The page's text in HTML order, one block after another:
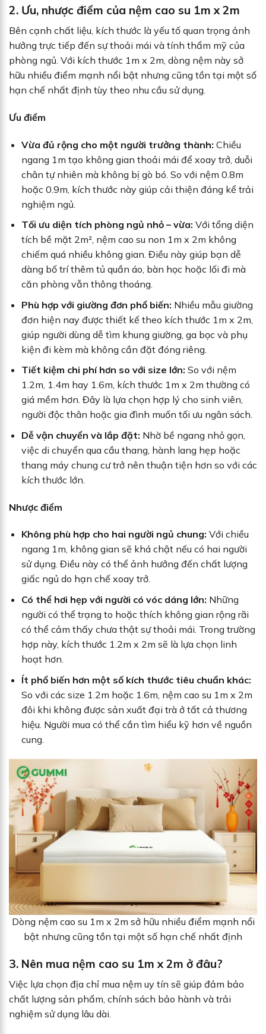
2. Ưu, nhược điểm của nệm cao su 1m x 2m
Bên cạnh chất liệu, kích thước là yếu tố quan trọng ảnh
hưởng trực tiếp đến sự thoải mái và tính thẩm mỹ của
phòng ngủ. Với kích thước 1m x 2m, dòng nệm này sở
hữu nhiều điểm mạnh nổi bật nhưng cũng tồn tại một số
hạn chế nhất định tùy theo nhu cầu sử dụng.
Ưu điểm
Vừa đủ rộng cho một người trưởng thành: Chiều
ngang 1m tạo không gian thoải mái để xoay trở, duỗi
chân tự nhiên mà không bị gò bó. So với nệm 0.8m
hoặc 0.9m, kích thước này giúp cải thiện đáng kể trải
nghiệm ngủ.
Tối ưu diện tích phòng ngủ nhỏ – vừa: Với tổng diện
tích bề mặt 2m², nệm cao su non 1m x 2m không
chiếm quá nhiều không gian. Điều này giúp bạn dễ
dàng bố trí thêm tủ quần áo, bàn học hoặc lối đi mà
căn phòng vẫn thông thoáng.
Phù hợp với giường đơn phổ biến: Nhiều mẫu giường
đơn hiện nay được thiết kế theo kích thước 1m x 2m,
giúp người dùng dễ tìm khung giường, ga bọc và phụ
kiện đi kèm mà không cần đặt đóng riêng.
Tiết kiệm chi phí hơn so với size lớn: So với nệm
1.2m, 1.4m hay 1.6m, kích thước 1m x 2m thường có
giá mềm hơn. Đây là lựa chọn hợp lý cho sinh viên,
người độc thân hoặc gia đình muốn tối ưu ngân sách.
Dễ vận chuyển và lắp đặt: Nhờ bề ngang nhỏ gọn,
việc di chuyển qua cầu thang, hành lang hẹp hoặc
thang máy chung cư trở nên thuận tiện hơn so với các
kích thước lớn.
Nhược điểm
Không phù hợp cho hai người ngủ chung: Với chiều
ngang 1m, không gian sẽ khá chật nếu có hai người
sử dụng. Điều này có thể ảnh hưởng đến chất lượng
giấc ngủ do hạn chế xoay trở.
Có thể hơi hẹp với người có vóc dáng lớn: Những
người có thể trạng to hoặc thích không gian rộng rãi
có thể cảm thấy chưa thật sự thoải mái. Trong trường
hợp này, kích thước 1.2m x 2m sẽ là lựa chọn linh
hoạt hơn.
Ít phổ biến hơn một số kích thước tiêu chuẩn khác:
So với các size 1.2m hoặc 1.6m, nệm cao su 1m x 2m
đôi khi không được sản xuất đại trà ở tất cả thương
hiệu. Người mua có thể cần tìm hiểu kỹ hơn về nguồn
cung.
Dòng nệm cao su 1m x 2m sở hữu nhiều điểm mạnh nổi
bật nhưng cũng tồn tại một số hạn chế nhất định
3. Nên mua nệm cao su 1m x 2m ở đâu?
Việc lựa chọn địa chỉ mua nệm uy tín sẽ giúp đảm bảo
chất lượng sản phẩm, chính sách bảo hành và trải
nghiệm sử dụng lâu dài.